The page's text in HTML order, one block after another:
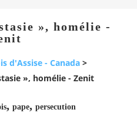
», homélie -
d'Assise - Canada >
», homélie - Zenit
, pape, persecution